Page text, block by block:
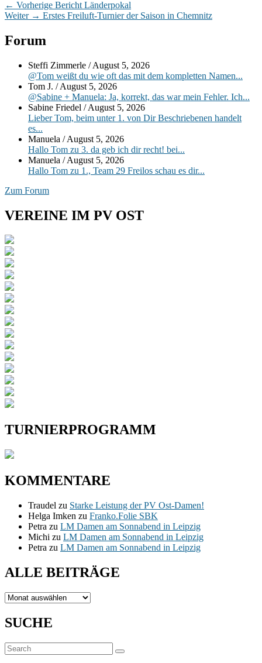
Beitragsnavigation
← Vorherige Vorheriger
Beitrag:
Bericht Länderpokal
Weiter → Nächster
Erstes Freiluft-Turnier der Saison in Chemnitz
Primärer
Widgetbereich
Forum
Steffi Zimmerle /August 5, 2026
@Tom weißt du wie oft das mit dem kompletten Namen...
Tom J. /August 5, 2026
@Sabine + Manuela: Ja, korrekt, das war mein Fehler. Ich...
Sabine Friedel /August 5, 2026
Lieber Tom, beim unter 1. von Dir Beschriebenen handelt
es...
Manuela /August 5, 2026
Hallo Tom zu 3. da geb ich dir recht! bei...
Manuela /August 5, 2026
Hallo Tom zu 1., Team 29 Freilos schau es dir...
Zum Forum
VEREINE IM PV OST
TURNIERPROGRAMM
KOMMENTARE
Traudel zu Starke Leistung der PV Ost-Damen!
Helga Imken zu Franko.Folie SBK
Petra zu LM Damen am Sonnabend in Leipzig
Michi zu LM Damen am Sonnabend in Leipzig
Petra zu LM Damen am Sonnabend in Leipzig
ALLE BEITRÄGE
ALLE
SUCHE
Suchen
nach:
Suchen